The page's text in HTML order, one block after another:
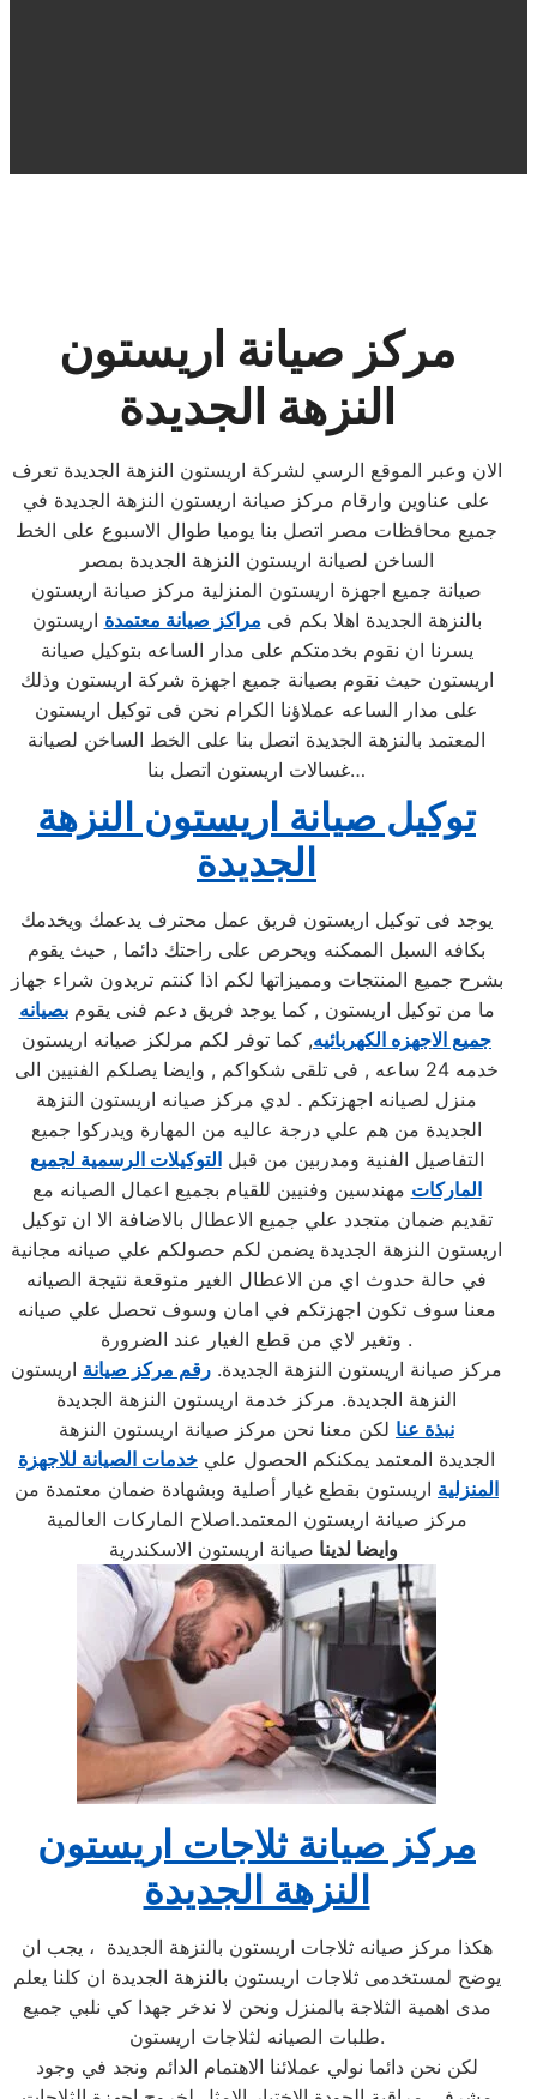
مركز صيانة اريستون
النزهة الجديدة
الان وعبر الموقع الرسي لشركة اريستون النزهة الجديدة تعرف
على عناوين وارقام مركز صيانة اريستون النزهة الجديدة في
جميع محافظات مصر اتصل بنا يوميا طوال الاسبوع على الخط
الساخن لصيانة اريستون النزهة الجديدة بمصر
صيانة جميع اجهزة اريستون المنزلية مركز صيانة اريستون
بالنزهة الجديدة اهلا بكم فى مراكز صيانة معتمدة اريستون
يسرنا ان نقوم بخدمتكم على مدار الساعه بتوكيل صيانة
اريستون حيث نقوم بصيانة جميع اجهزة شركة اريستون وذلك
على مدار الساعه عملاؤنا الكرام نحن فى توكيل اريستون
المعتمد بالنزهة الجديدة اتصل بنا على الخط الساخن لصيانة
غسالات اريستون اتصل بنا…
توكيل صيانة اريستون النزهة
الجديدة
يوجد فى توكيل اريستون فريق عمل محترف يدعمك ويخدمك
بكافه السبل الممكنه ويحرص على راحتك دائما , حيث يقوم
بشرح جميع المنتجات ومميزاتها لكم اذا كنتم تريدون شراء جهاز
ما من توكيل اريستون , كما يوجد فريق دعم فنى يقومبصيانه
جميع الاجهزه الكهربائيه, كما توفر لكم مرلكز صيانه اريستون
خدمه 24 ساعه , فى تلقى شكواكم , وايضا يصلكم الفنيين الى
منزل لصيانه اجهزتكم . لدي مركز صيانه اريستون النزهة
الجديدة من هم علي درجة عاليه من المهارة ويدركوا جميع
التفاصيل الفنية ومدربين من قبلالتوكيلات الرسمية لجميع
الماركات مهندسين وفنيين للقيام بجميع اعمال الصيانه مع
تقديم ضمان متجدد علي جميع الاعطال بالاضافة الا ان توكيل
اريستون النزهة الجديدة يضمن لكم حصولكم علي صيانه مجانية
في حالة حدوث اي من الاعطال الغير متوقعة نتيجة الصيانه
معنا سوف تكون اجهزتكم في امان وسوف تحصل علي صيانه
وتغير لاي من قطع الغيار عند الضرورة .
مركز صيانة اريستون النزهة الجديدة. رقم مركز صيانة اريستون
النزهة الجديدة. مركز خدمة اريستون النزهة الجديدة
نبذة عنا لكن معنا نحن مركز صيانة اريستون النزهة
الجديدة المعتمد يمكنكم الحصول علي خدمات الصيانة للاجهزة
المنزلية اريستون بقطع غيار أصلية وبشهادة ضمان معتمدة من
مركز صيانة اريستون المعتمد.اصلاح الماركات العالمية
وايضا لدينا
مركز صيانة ثلاجات اريستون
النزهة الجديدة
هكذا مركز صيانه ثلاجات اريستون بالنزهة الجديدة ، يجب ان
يوضح لمستخدمى ثلاجات اريستون بالنزهة الجديدة ان كلنا يعلم
مدى اهمية الثلاجة بالمنزل ونحن لا ندخر جهدا كي نلبي جميع
طلبات الصيانه لثلاجات اريستون.
لكن نحن دائما نولي عملائنا الاهتمام الدائم ونجد في وجود